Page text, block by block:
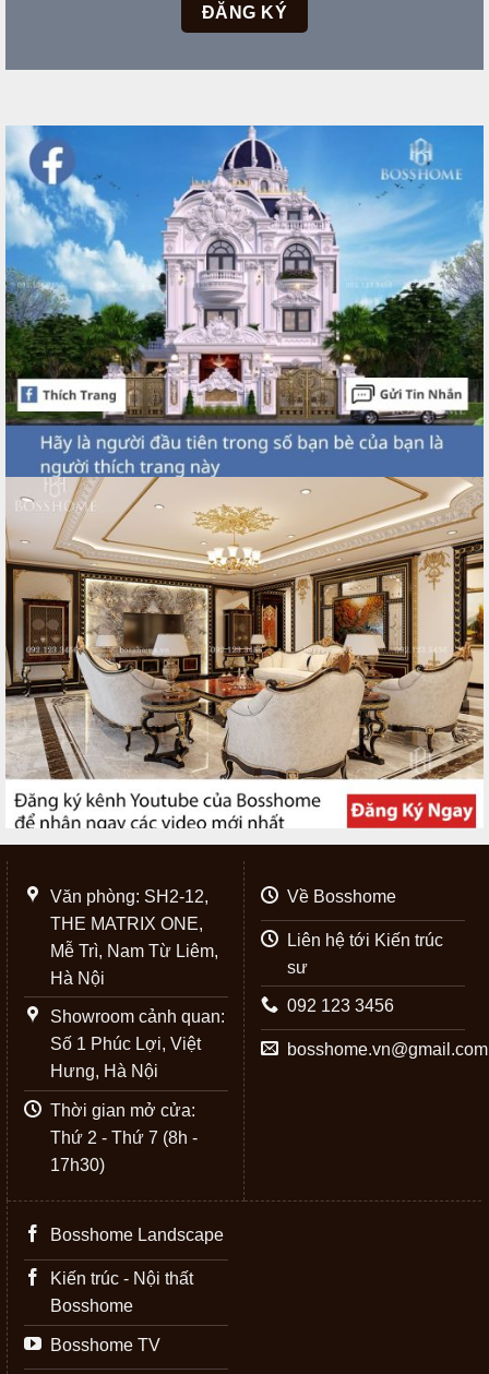
Văn phòng: SH2-12,
THE MATRIX ONE,
Mễ Trì, Nam Từ Liêm,
Hà Nội
Showroom cảnh quan:
Số 1 Phúc Lợi, Việt
Hưng, Hà Nội
Thời gian mở cửa:
Thứ 2 - Thứ 7 (8h -
17h30)
Về Bosshome
Liên hệ tới Kiến trúc
sư
092 123 3456
bosshome.vn@gmail.com
Bosshome Landscape
Kiến trúc - Nội thất
Bosshome
Bosshome TV